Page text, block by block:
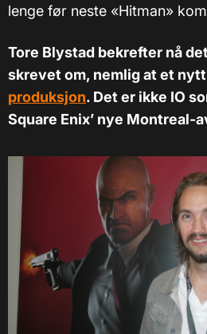
lenge før neste «Hitman»
Tore Blystad bekrefter nå
skrevet om, nemlig at et nytt
produksjon. Det er ikke IO
Square Enix’ nye Montreal-